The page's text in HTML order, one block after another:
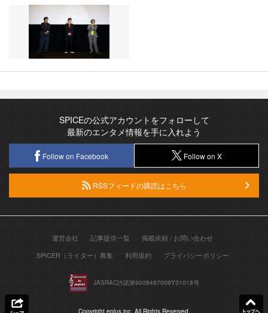
SPICEの公式アカウントをフォローして
最新のエンタメ情報を手に入れよう
Follow on Facebook Follow on X
RSSフィードの購読はこちら
運営会社 記事提供一覧
掲載依頼 / お問い合わせ
SPICER（ライター）募集
利用規約 プライバシーポリシー
JASRAC許諾第9008487009Y31018号